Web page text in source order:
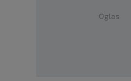
Oglas